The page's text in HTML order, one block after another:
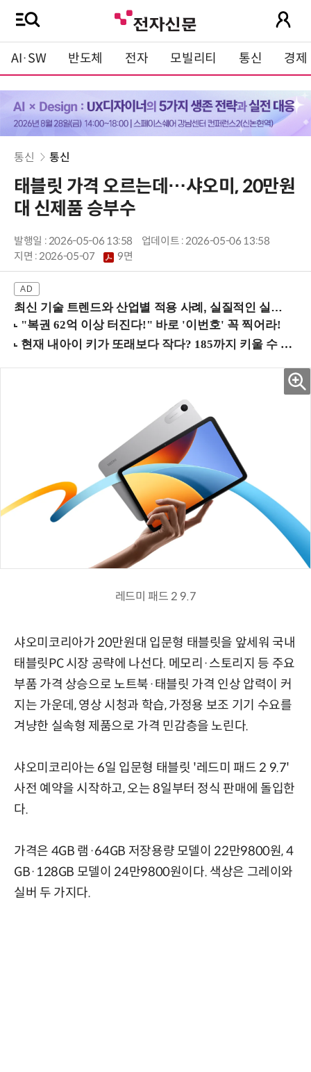
AI·SW 반도체 전자 모빌리티 통신 경제
통신 통신
태블릿 가격 오르는데…샤오미, 20만원
대 신제품 승부수
발행일 : 2026-05-06 13:58
업데이트 : 2026-05-06 13:58
지면 :2026-05-07 9면
최신 기술 트렌드와 산업별 적용 사례, 실질적인 실행 전략을 공유 (9/18 양재역)
레드미 패드 2 9.7
샤오미코리아가 20만원대 입문형 태블릿을 앞세워 국내
태블릿PC 시장 공략에 나선다. 메모리·스토리지 등 주요
부품 가격 상승으로 노트북·태블릿 가격 인상 압력이 커
지는 가운데, 영상 시청과 학습, 가정용 보조 기기 수요를
겨냥한 실속형 제품으로 가격 민감층을 노린다.
샤오미코리아는 6일 입문형 태블릿 '레드미 패드 2 9.7'
사전 예약을 시작하고, 오는 8일부터 정식 판매에 돌입한
다.
가격은 4GB 램·64GB 저장용량 모델이 22만9800원, 4
GB·128GB 모델이 24만9800원이다. 색상은 그레이와
실버 두 가지다.